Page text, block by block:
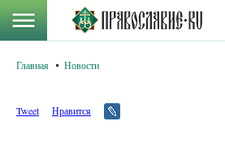
Главная Новости
Tweet Нравится